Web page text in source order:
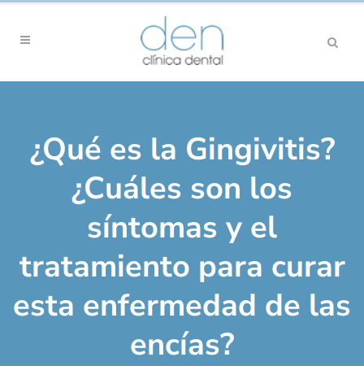
¿Qué es la Gingivitis?
¿Cuáles son los
síntomas y el
tratamiento para curar
esta enfermedad de las
encías?